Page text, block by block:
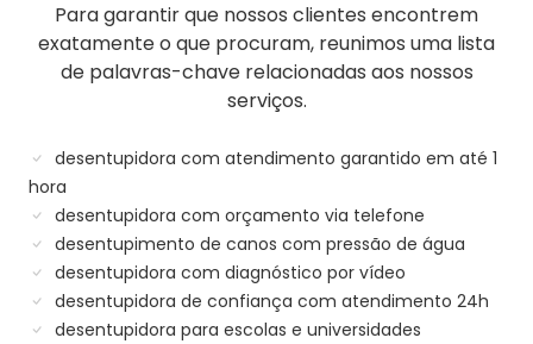
Para garantir que nossos clientes encontrem
exatamente o que procuram, reunimos uma lista
de palavras-chave relacionadas aos nossos
serviços.
desentupidora com atendimento garantido em até 1
hora
desentupidora com orçamento via telefone
desentupimento de canos com pressão de água
desentupidora com diagnóstico por vídeo
desentupidora de confiança com atendimento 24h
desentupidora para escolas e universidades